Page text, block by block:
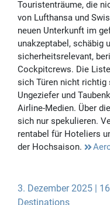
Touristenträume, die
von Lufthansa und
neuen Unterkunft im
unakzeptabel, schäbig
sicherheitsrelevant,
Cockpitcrews. Die
sich Türen nicht richtig
Ungeziefer und
Airline-Medien. Über
sich nur spekulieren.
rentabel für Hoteliers
der Hochsaison.
3. Dezember 2025 |
Destinations